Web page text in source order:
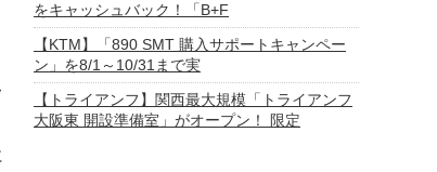
をキャッシュバック！「B+F
【KTM】「890 SMT 購入サポートキャンペー
ン」を8/1～10/31まで実
【トライアンフ】関西最大規模「トライアンフ
大阪東 開設準備室」がオープン！ 限定